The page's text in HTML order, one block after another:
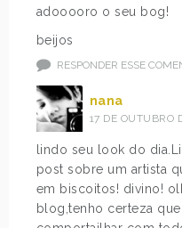
adooooro o seu bog!
beijos
RESPONDER ESSE
nana
17 DE OUTUBRO
lindo seu look do
post sobre um artista
em biscoitos! divino!
blog,tenho certeza